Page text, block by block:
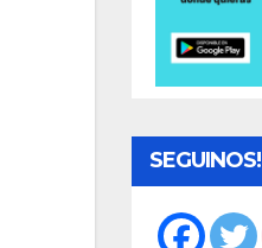
SEGUINOS!